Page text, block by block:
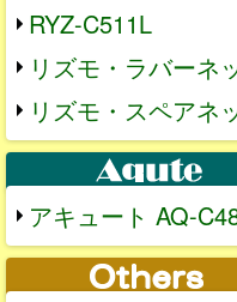
RYZ-C511L
リズモ・ラバーネ
リズモ・スペアネ
アキュート AQ-